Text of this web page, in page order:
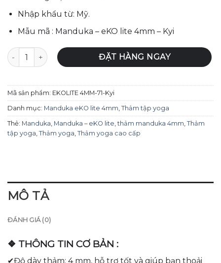
Nhập khẩu từ: Mỹ.
Mẫu mã : Manduka – eKO lite 4mm – Kyi
Thảm Tập Yoga Manduka – eKOlite 4mm - Kyi số lượng
ĐẶT HÀNG NGAY
Mã sản phẩm: EKOLITE 4MM-71-Kyi
Danh mục: Manduka eKO lite 4mm, Thảm tập yoga
Thẻ: Manduka, Manduka – eKO lite,thảm manduka 4mm, Thảm
tập yoga, Thảm yoga, Thảm yoga cao cấp
MÔ TẢ
ĐÁNH GIÁ (0)
❖ THÔNG TIN CƠ BẢN :
✔Độ dày thảm: 4 mm, hỗ trợ tốt và giúp bạn thoải